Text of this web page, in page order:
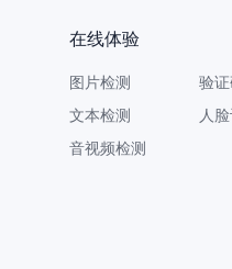
在线体验
图片检测
文本检测
音视频检测
验
人